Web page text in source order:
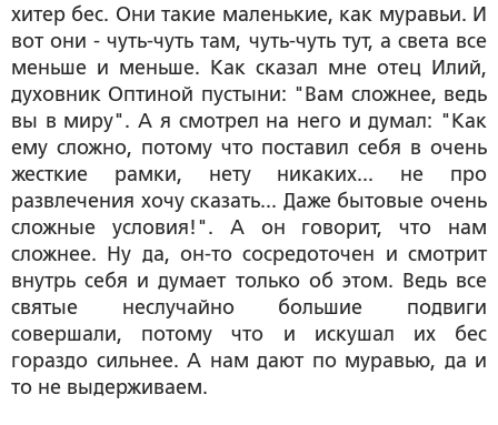
хитер бес. Они такие маленькие, как муравьи. И
вот они - чуть-чуть там, чуть-чуть тут, а света все
меньше и меньше. Как сказал мне отец Илий,
духовник Оптиной пустыни: "Вам сложнее, ведь
вы в миру". А я смотрел на него и думал: "Как
ему сложно, потому что поставил себя в очень
жесткие рамки, нету никаких... не про
развлечения хочу сказать... Даже бытовые очень
сложные условия!". А он говорит, что нам
сложнее. Ну да, он-то сосредоточен и смотрит
внутрь себя и думает только об этом. Ведь все
святые неслучайно большие подвиги
совершали, потому что и искушал их бес
гораздо сильнее. А нам дают по муравью, да и
то не выдерживаем.